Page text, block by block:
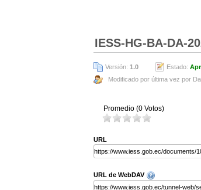
IESS-HG-BA-DA-
Versión: 1.0 Estado:
Modificado por última vez por
Promedio (0 Votos)
URL
URL de WebDAV